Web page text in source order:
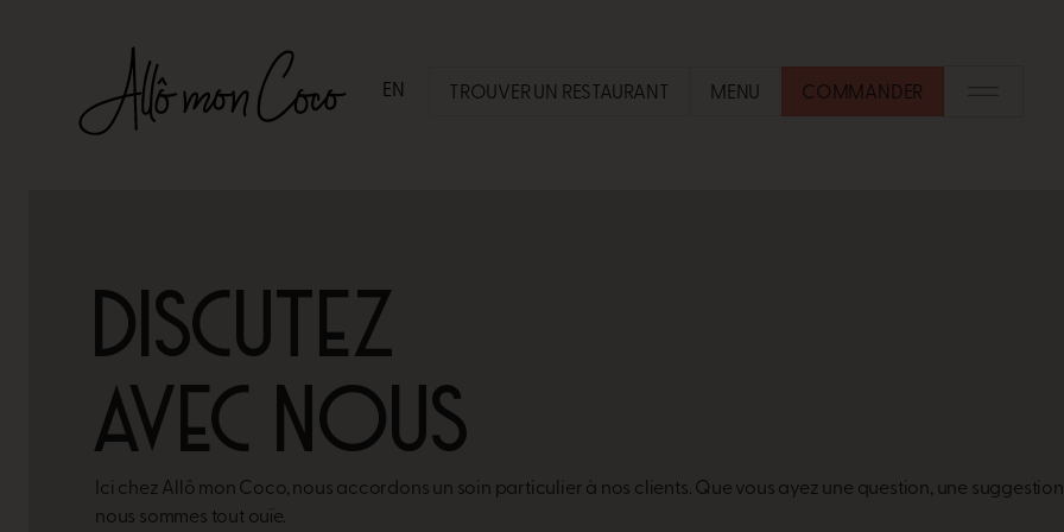
EN TROUVER UN RESTAURANT​ MENU COMMANDER
DISCUTEZ
AVEC NOUS​
Ici chez Allô mon Coco, nous accordons un soin particulier à nos clients. Que vous ayez une question, une
nous sommes tout ouïe.